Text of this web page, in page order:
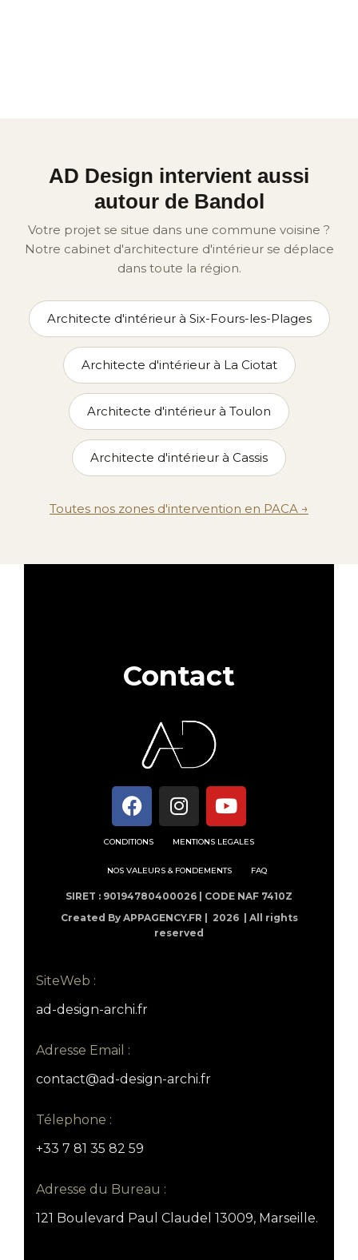
AD Design intervient aussi
autour de Bandol
Votre projet se situe dans une commune voisine ?
Notre cabinet d'architecture d'intérieur se déplace
dans toute la région.
Architecte d'intérieur à Six-Fours-les-Plages
Architecte d'intérieur à La Ciotat
Architecte d'intérieur à Toulon
Architecte d'intérieur à Cassis
Toutes nos zones d'intervention en PACA →
Contact
CONDITIONS MENTIONS LEGALES
NOS VALEURS & FONDEMENTS FAQ
SIRET : 90194780400026 | CODE NAF 7410Z
Created By APPAGENCY.FR | 2026 | All rights
reserved
SiteWeb :
ad-design-archi.fr
Adresse Email :
contact@ad-design-archi.fr
Télephone :
+33 7 81 35 82 59
Adresse du Bureau :
121 Boulevard Paul Claudel 13009, Marseille.